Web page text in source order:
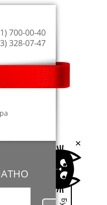
700-00-40
328-07-47